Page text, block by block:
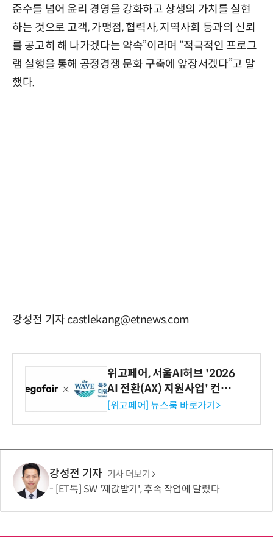
준수를 넘어 윤리 경영을 강화하고 상생의 가치를 실현
하는 것으로 고객, 가맹점, 협력사, 지역사회 등과의 신뢰
를 공고히 해 나가겠다는 약속”이라며 “적극적인 프로그
램 실행을 통해 공정경쟁 문화 구축에 앞장서겠다”고 말
했다.
강성전 기자 castlekang@etnews.com
위고페어, 서울AI허브 '2026
AI 전환(AX) 지원사업' 컨소
시엄 선정
[위고페어] 뉴스룸 바로가기>
강성전 기자 기사 더보기
[ET톡] SW '제값받기', 후속 작업에 달렸다